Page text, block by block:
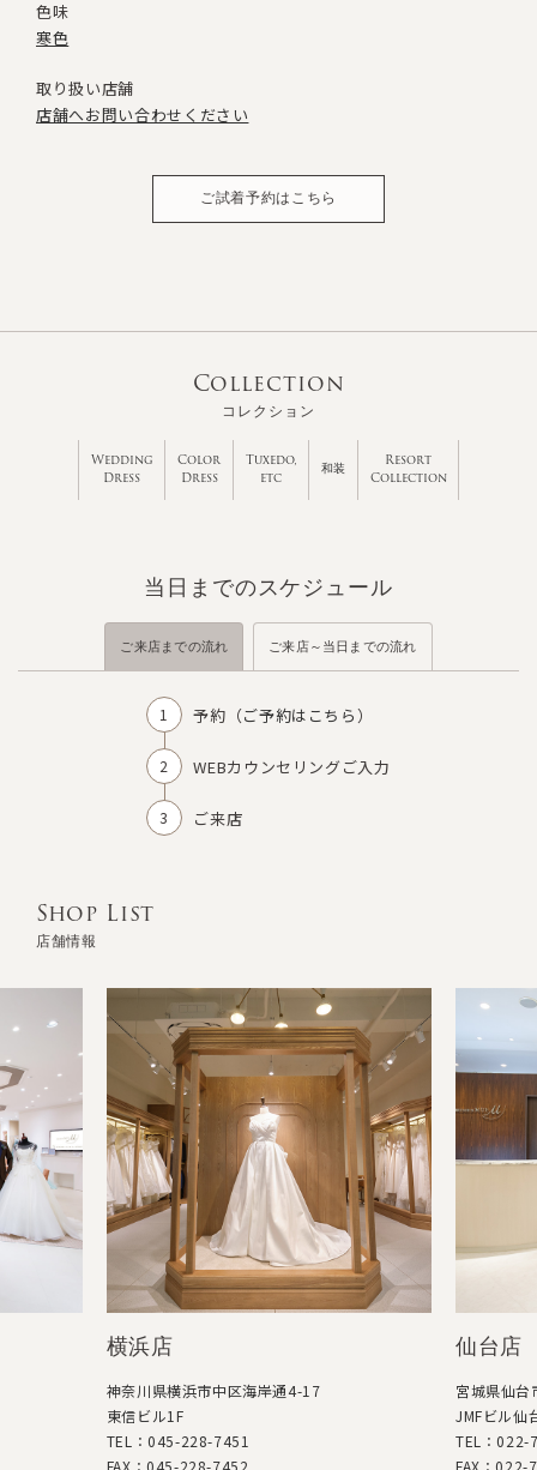
色味
寒色
取り扱い店舗
店舗へお問い合わせください
ご試着予約はこちら
Collection
コレクション
Wedding
Dress
Color
Dress
Tuxedo,
etc
和装
Resort
Collection
当日までのスケジュール
ご来店までの流れ ご来店～当日までの流れ
予約（ご予約はこちら）
WEBカウンセリングご入力
ご来店
Shop List
店舗情報
横浜店
神奈川県横浜市中区海岸通4-17
東信ビル1F
TEL：045-228-7451
FAX：045-228-7452
仙台店
宮城県仙
JMFビル仙
TEL：022-
FAX：022-